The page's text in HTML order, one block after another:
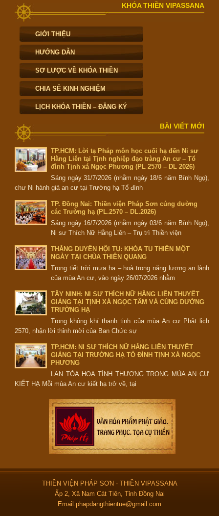
KHÓA THIỀN VIPASSANA
GIỚI THIỆU
HƯỚNG DẪN
SƠ LƯỢC VỀ KHÓA THIỀN
CHIA SẺ KINH NGHIỆM
LỊCH KHÓA THIỀN – ĐĂNG KÝ
BÀI VIẾT MỚI
TP.HCM: Lời tạ Pháp môn học cuối hạ đến Ni sư
Hằng Liên tại Tịnh nghiệp đạo tràng An cư – Tổ
đình Tịnh xá Ngọc Phương (PL 2570 – DL 2026)
Sáng ngày 31/7/2026 (nhằm ngày 18/6 năm Bính Ngọ),
chư Ni hành giả an cư tại Trường hạ Tổ đình
TP. Đồng Nai: Thiền viện Pháp Sơn cúng dường
các Trường hạ (PL.2570 – DL.2026)
Sáng ngày 16/7/2026 (nhằm ngày 03/6 năm Bính Ngọ),
Ni sư Thích Nữ Hằng Liên – Trụ trì Thiền viện
THẮNG DUYÊN HỘI TỤ: KHÓA TU THIỀN MỘT
NGÀY TẠI CHÙA THIÊN QUANG
Trong tiết trời mưa hạ – hoà trong năng lượng an lành
của mùa An cư, vào ngày 26/07/2026 nhằm
TÂY NINH: NI SƯ THÍCH NỮ HẰNG LIÊN THUYẾT
GIẢNG TẠI TỊNH XÁ NGỌC TÂM VÀ CÚNG DƯỜNG
TRƯỜNG HẠ
Trong không khí thanh tịnh của mùa An cư Phật lịch
2570, nhận lời thỉnh mời của Ban Chức sự
TP.HCM: NI SƯ THÍCH NỮ HẰNG LIÊN THUYẾT
GIẢNG TẠI TRƯỜNG HẠ TỔ ĐÌNH TỊNH XÁ NGỌC
PHƯƠNG
LAN TỎA HOA TÌNH THƯƠNG TRONG MÙA AN CƯ
KIẾT HẠ Mỗi mùa An cư kiết hạ trở về, tại
THIỀN VIỆN PHÁP SƠN - THIỀN VIPASSANA
Ấp 2, Xã Nam Cát Tiên, Tỉnh Đồng Nai
Email:phapdangthientue@gmail.com